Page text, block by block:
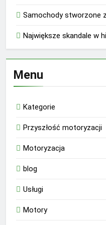
Samochody stworzone
Największe skandale w
Menu
Kategorie
Przyszłość motoryzacji
Motoryzacja
blog
Usługi
Motory